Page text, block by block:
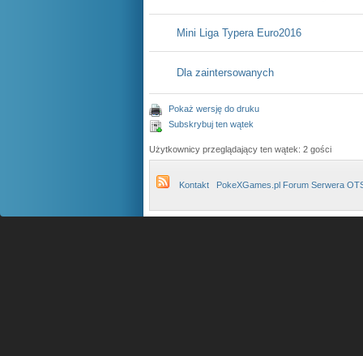
Mini Liga Typera Euro2016
Dla zaintersowanych
Pokaż wersję do druku
Subskrybuj ten wątek
Użytkownicy przeglądający ten wątek: 2 gości
Kontakt PokeXGames.pl Forum Serwera